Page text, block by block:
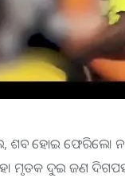
ଶବ ହୋଇ ଫେରିଲେ।
ଦୁଇ ଜଣ